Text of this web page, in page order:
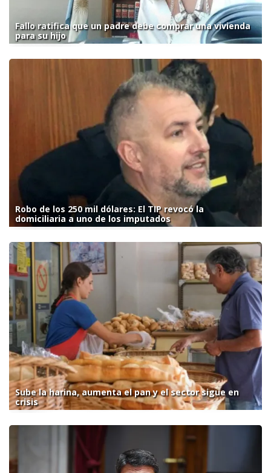
Fallo ratifica que un padre debe comprar una vivienda
para su hijo
Robo de los 250 mil dólares: El TIP revocó la
domiciliaria a uno de los imputados
Sube la harina, aumenta el pan y el sector sigue en
crisis